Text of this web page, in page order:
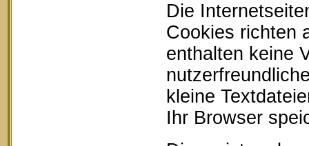
Die
Cookies richten
enthalten keine
kleine
Ihr Browser